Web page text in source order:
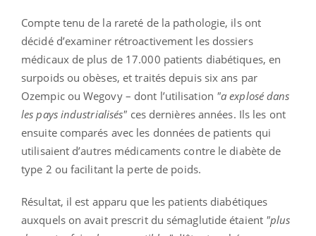
Compte tenu de la rareté de la pathologie, ils ont
décidé d’examiner rétroactivement les dossiers
médicaux de plus de 17.000 patients diabétiques, en
surpoids ou obèses, et traités depuis six ans par
Ozempic ou Wegovy – dont l’utilisation "a explosé dans
les pays industrialisés" ces dernières années. Ils les ont
ensuite comparés avec les données de patients qui
utilisaient d’autres médicaments contre le diabète de
type 2 ou facilitant la perte de poids.
Résultat, il est apparu que les patients diabétiques
auxquels on avait prescrit du sémaglutide étaient "plus